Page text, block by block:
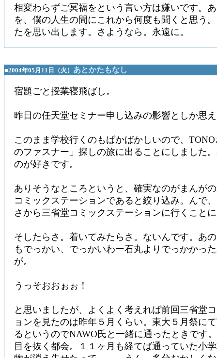
相変わらずご冥福をという言い方は嫌いです。
を、僕の人生の間にこれから何度も聞くと思う
たを思い出します。さようなら。永遠に。
■2004年05月11日（火） あとかたもなし
宿題ごと授業寝飛ばし。
昨日の任天堂セミナー申し込みの影響としか思
このまま学校行くのもばかばかしいので、
のファスナー」探しの旅に出ることにしました
のが好きです。
ありそうなところというと、確実なのがまんが
コミックステーションであると絞り込み。んで
さから三省堂コミックステーションに行くこと
そしたらさ。着いてみたらさ。ないんです。あ
もでっかい、でっかいわー石丸よりでっかかっ
が。
うっそおおぉぉ！
と思いましたが、よくよく考えれば前回三省堂
ョンを見たのは昨年５月くらい。東大５月祭に
るというのでNAWO氏と一緒に通ったときです
目を抜く都会。１１ヶ月も経てば通っていた小